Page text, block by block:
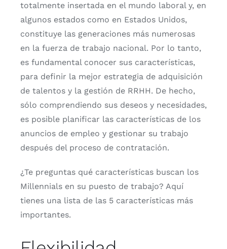
totalmente insertada en el mundo laboral y, en
algunos estados como en Estados Unidos,
constituye las generaciones más numerosas
en la fuerza de trabajo nacional. Por lo tanto,
es fundamental conocer sus características,
para definir la mejor estrategia de adquisición
de talentos y la gestión de RRHH. De hecho,
sólo comprendiendo sus deseos y necesidades,
es posible planificar las características de los
anuncios de empleo y gestionar su trabajo
después del proceso de contratación.
¿Te preguntas qué características buscan los
Millennials en su puesto de trabajo? Aquí
tienes una lista de las 5 características más
importantes.